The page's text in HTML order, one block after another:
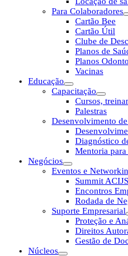
Para Colaboradores
Cartão Bee
Cartão Útil
Clube de
Planos de
Planos
Vacinas
Educação
Capacitação
Cursos,
Palestras
Desenvolvimento
Diagnóstico
Mentoria para
Negócios
Eventos e
Summit ACIJS
Encontros
Rodada de
Suporte Empresarial
Proteção e
Direitos
Gestão de
Núcleos